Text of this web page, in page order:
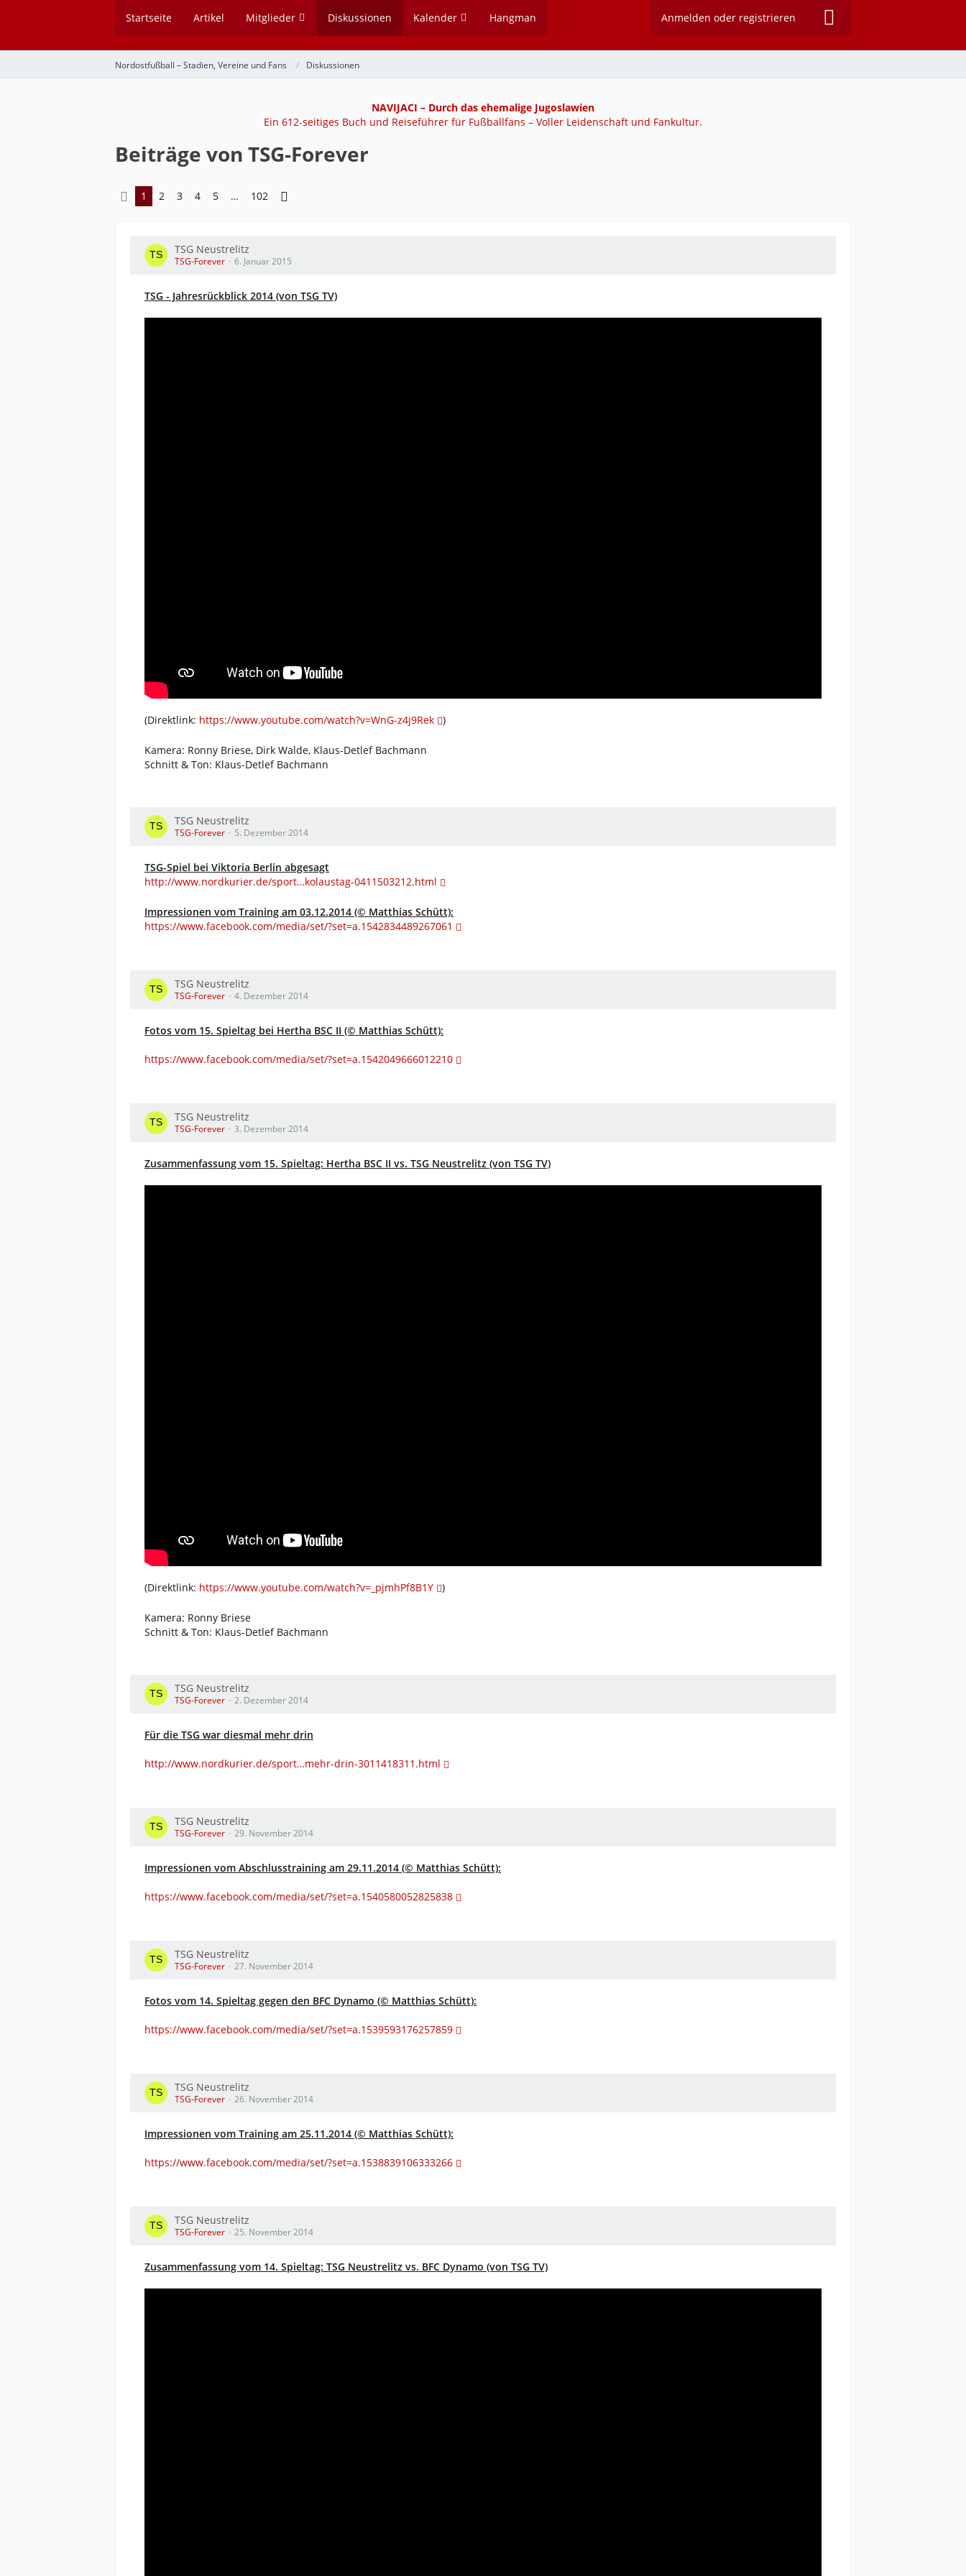
Startseite Artikel Mitglieder Diskussionen Kalender Hangman Anmelden oder registrieren
Nordostfußball – Stadien, Vereine und Fans Diskussionen
NAVIJACI – Durch das ehemalige Jugoslawien
Ein 612-seitiges Buch und Reiseführer für Fußballfans – Voller Leidenschaft und Fankultur.
Beiträge von TSG-Forever
1 2 3 4 5 … 102
TSG Neustrelitz
TSG-Forever 6. Januar 2015
TSG - Jahresrückblick 2014 (von TSG TV)
(Direktlink: https://www.youtube.com/watch?v=WnG-z4j9Rek )
Kamera: Ronny Briese, Dirk Walde, Klaus-Detlef Bachmann
Schnitt & Ton: Klaus-Detlef Bachmann
TSG Neustrelitz
TSG-Forever 5. Dezember 2014
TSG-Spiel bei Viktoria Berlin abgesagt
http://www.nordkurier.de/sport…kolaustag-0411503212.html
Impressionen vom Training am 03.12.2014 (© Matthias Schütt):
https://www.facebook.com/media/set/?set=a.1542834489267061
TSG Neustrelitz
TSG-Forever 4. Dezember 2014
Fotos vom 15. Spieltag bei Hertha BSC II (© Matthias Schütt):
https://www.facebook.com/media/set/?set=a.1542049666012210
TSG Neustrelitz
TSG-Forever 3. Dezember 2014
Zusammenfassung vom 15. Spieltag: Hertha BSC II vs. TSG Neustrelitz (von TSG TV)
(Direktlink: https://www.youtube.com/watch?v=_pjmhPf8B1Y )
Kamera: Ronny Briese
Schnitt & Ton: Klaus-Detlef Bachmann
TSG Neustrelitz
TSG-Forever 2. Dezember 2014
Für die TSG war diesmal mehr drin
http://www.nordkurier.de/sport…mehr-drin-3011418311.html
TSG Neustrelitz
TSG-Forever 29. November 2014
Impressionen vom Abschlusstraining am 29.11.2014 (© Matthias Schütt):
https://www.facebook.com/media/set/?set=a.1540580052825838
TSG Neustrelitz
TSG-Forever 27. November 2014
Fotos vom 14. Spieltag gegen den BFC Dynamo (© Matthias Schütt):
https://www.facebook.com/media/set/?set=a.1539593176257859
TSG Neustrelitz
TSG-Forever 26. November 2014
Impressionen vom Training am 25.11.2014 (© Matthias Schütt):
https://www.facebook.com/media/set/?set=a.1538839106333266
TSG Neustrelitz
TSG-Forever 25. November 2014
Zusammenfassung vom 14. Spieltag: TSG Neustrelitz vs. BFC Dynamo (von TSG TV)